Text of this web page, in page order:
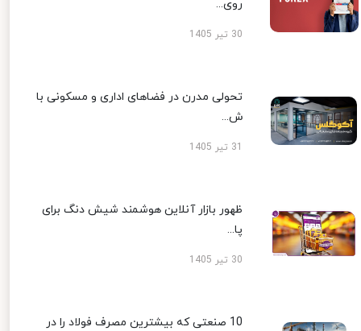
روی...
30 تیر 1405
تحولی مدرن در فضاهای اداری و مسکونی با
ش...
ظهور بازار آنلاین هوشمند شیش دنگ برای
پا...
30 تیر 1405
10 صنعتی که بیشترین مصرف فولاد را در